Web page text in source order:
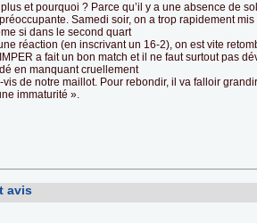
et pourquoi ? Parce qu’il y a une absence de
Samedi soir, on a trop rapidement
si dans le second quart
réaction (en inscrivant un 16-2), on est vite
a fait un bon match et il ne faut surtout pas
en manquant cruellement
de notre maillot. Pour rebondir, il va falloir
immaturité ».
avis